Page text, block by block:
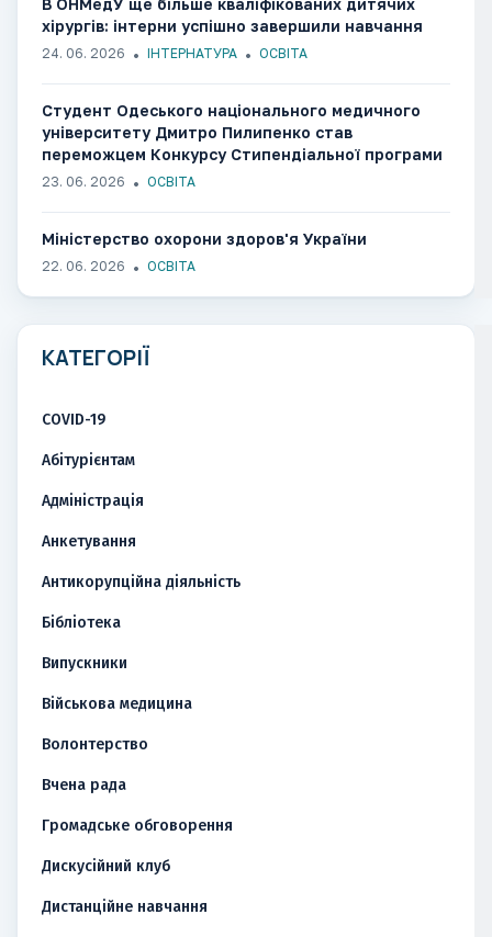
В ОНМедУ ще більше кваліфікованих дитячих
хірургів: інтерни успішно завершили навчання
24. 06. 2026 ІНТЕРНАТУРА ОСВІТА
Студент Одеського національного медичного
університету Дмитро Пилипенко став
переможцем Конкурсу Стипендіальної програми
«Завтра.UA»
23. 06. 2026 ОСВІТА
Міністерство охорони здоров'я України
22. 06. 2026 ОСВІТА
КАТЕГОРІЇ
COVID-19
Абітурієнтам
Адміністрація
Анкетування
Антикорупційна діяльність
Бібліотека
Випускники
Військова медицина
Волонтерство
Вчена рада
Громадське обговорення
Дискусійний клуб
Дистанційне навчання